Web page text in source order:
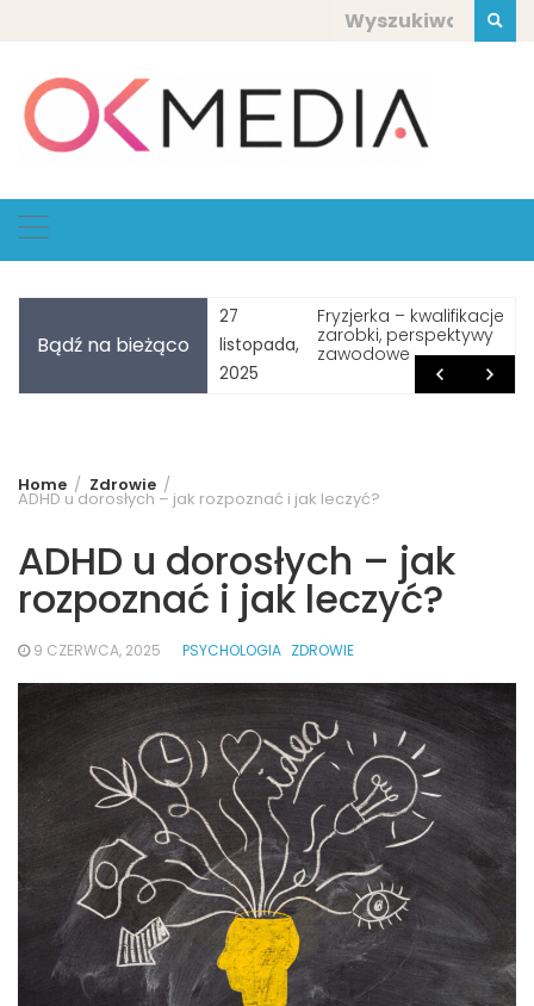
Szukaj:
Bądź na bieżąco
Fryzjerka – kwalifikacje,
zarobki, perspektywy
zawodowe
października,
Co odpisać
miłego
Home Zdrowie
ADHD u dorosłych – jak rozpoznać i jak leczyć?
ADHD u dorosłych – jak
rozpoznać i jak leczyć?
9 CZERWCA, 2025 PSYCHOLOGIA ZDROWIE